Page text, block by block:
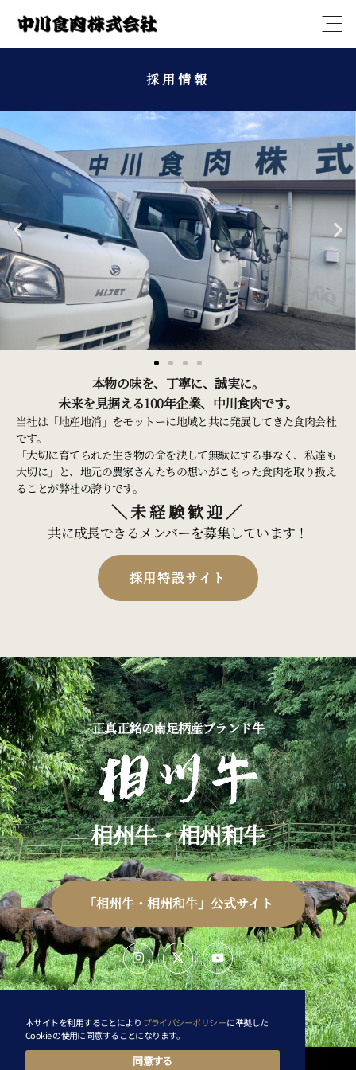
本サイトを利用することにより プライバシーポリシーに準拠した
Cookie の使用に同意することになります。
同意する
採用情報
本物の味を、丁寧に、誠実に。
未来を見据える100年企業、中川食肉です。
当社は「地産地消」をモットーに地域と共に発展してきた食肉会社
です。
「大切に育てられた生き物の命を決して無駄にする事なく、私達も
大切に」と、地元の農家さんたちの想いがこもった食肉を取り扱え
ることが弊社の誇りです。
＼未経験歓迎／
共に成長できるメンバーを募集しています！
採用特設サイト
正真正銘の南足柄産ブランド牛
相州牛・相州和牛
「相州牛・相州和牛」公式サイト
プライバシーポリシー